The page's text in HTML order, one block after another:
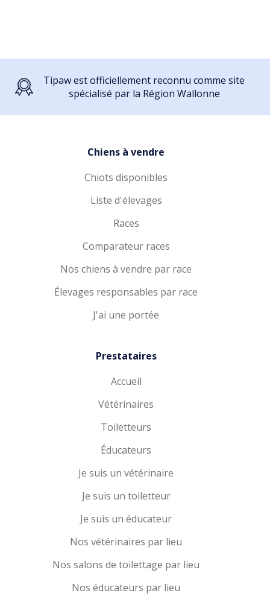
Tipaw est officiellement reconnu comme site
spécialisé par la Région Wallonne
Chiens à vendre
Chiots disponibles
Liste d'élevages
Races
Comparateur races
Nos chiens à vendre par race
Élevages responsables par race
J'ai une portée
Prestataires
Accueil
Vétérinaires
Toiletteurs
Éducateurs
Je suis un vétérinaire
Je suis un toiletteur
Je suis un éducateur
Nos vétérinaires par lieu
Nos salons de toilettage par lieu
Nos éducateurs par lieu